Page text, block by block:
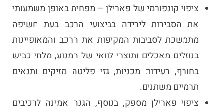
ציפוי קונפורמי של פארילן – מפחית באופן משמעותי
את הסבירות לירידה בביצועי הרכב בעת חשיפה
מתמשכת לסביבות המקיפות את הרכב והמאופיינות
בנוזלים מאכלים ותוצרי לוואי של המנוע, מלחי כביש
בחורף, רעידות מכניות, גזי פליטה מזיקים ותנאים
תרמיים משתנים.
ציפוי פארילן מספק, בנוסף, הגנה אמינה לרכיבים